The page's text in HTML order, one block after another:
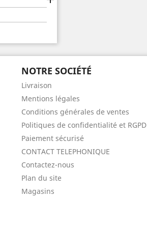
NOTRE SOCIÉTÉ
Livraison
Mentions légales
Conditions générales de ventes
Politiques de confidentialité et RGPD
Paiement sécurisé
CONTACT TELEPHONIQUE
Contactez-nous
Plan du site
Magasins